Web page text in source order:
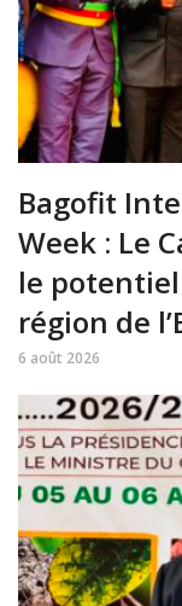
Bagofit
Week : Le
le
région de
6 août 2026